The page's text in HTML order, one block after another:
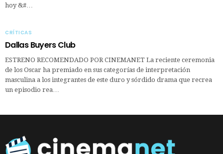
hoy &#…
CRÍTICAS
Dallas Buyers Club
ESTRENO RECOMENDADO POR CINEMANET La reciente ceremonia
de los Oscar ha premiado en sus categorías de interpretación
masculina a los integrantes de este duro y sórdido drama que recrea
un episodio rea…